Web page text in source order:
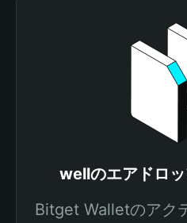
wellのエアドロ
Bitget Walletのアク